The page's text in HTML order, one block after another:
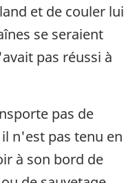
et de couler lui
se seraient
pas réussi à
pas de
n'est pas tenu en
à son bord de